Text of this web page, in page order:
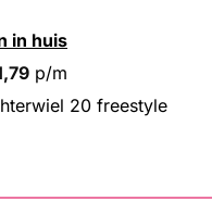
in huis
p/m
20 freestyle